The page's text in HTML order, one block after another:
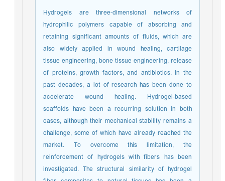
Hydrogels are three-dimensional networks of
hydrophilic polymers capable of absorbing and
retaining significant amounts of fluids, which are
also widely applied in wound healing, cartilage
tissue engineering, bone tissue engineering, release
of proteins, growth factors, and antibiotics. In the
past decades, a lot of research has been done to
accelerate wound healing. Hydrogel-based
scaffolds have been a recurring solution in both
cases, although their mechanical stability remains a
challenge, some of which have already reached the
market. To overcome this limitation, the
reinforcement of hydrogels with fibers has been
investigated. The structural similarity of hydrogel